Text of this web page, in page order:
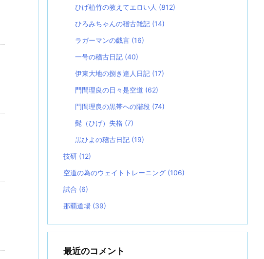
ひげ植竹の教えてエロい人 (812)
ひろみちゃんの稽古雑記 (14)
ラガーマンの戯言 (16)
一号の稽古日記 (40)
伊東大地の捌き達人日記 (17)
門間理良の日々是空道 (62)
門間理良の黒帯への階段 (74)
髭（ひげ）失格 (7)
黒ひよの稽古日記 (19)
技研 (12)
空道の為のウェイトトレーニング (106)
試合 (6)
那覇道場 (39)
最近のコメント